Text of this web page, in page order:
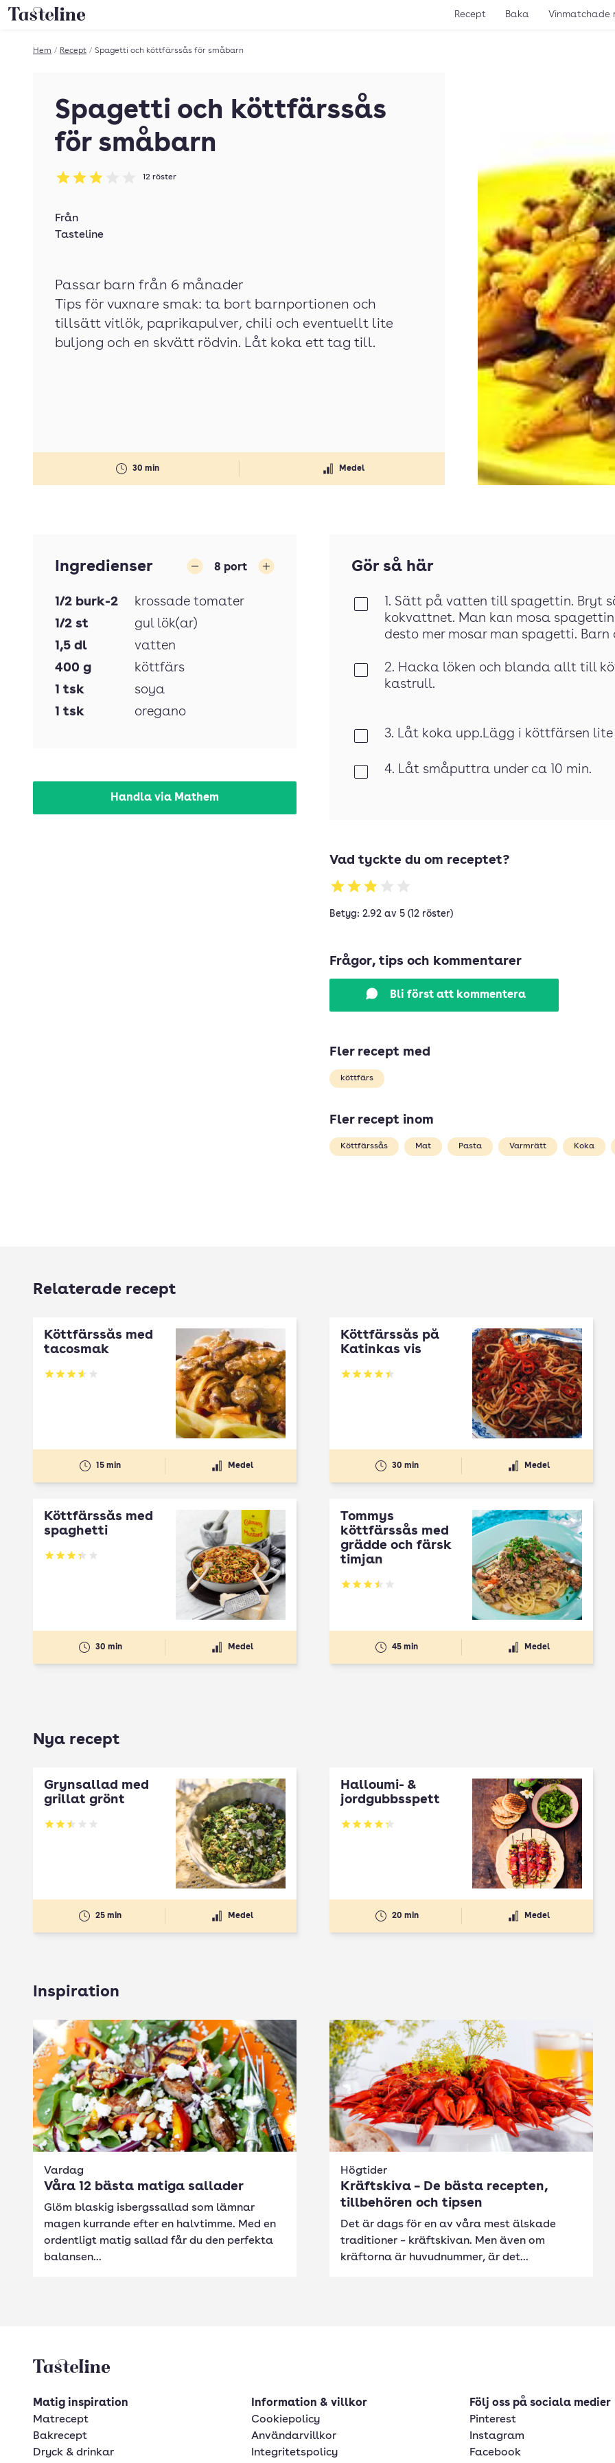
Till Tastelines startsida Recept Baka Vinmatchade
Hem / Recept / Spagetti och köttfärssås för småbarn
Spagetti och köttfärssås
för småbarn
Betyg: 2.92 av 5
12 röster
30 min Medel
Från
Tasteline
Passar barn från 6 månader
Tips för vuxnare smak: ta bort barnportionen och
tillsätt vitlök, paprikapulver, chili och eventuellt lite
buljong och en skvätt rödvin. Låt koka ett tag till.
Ingredienser 8 port
1/2 burk-2
krossade tomater
1/2 st
gul lök(ar)
1,5 dl
vatten
400 g
köttfärs
1 tsk
soya
1 tsk oregano
Handla via Mathem
Gör så här
1. Sätt på vatten till spagettin. Bryt
kokvattnet. Man kan mosa
desto mer mosar man spagetti.
2. Hacka löken och blanda allt till
kastrull.
3. Låt koka upp.Lägg i köttfärsen
4. Låt småputtra under ca 10 min.
Vad tyckte du om receptet?
Betyg: 2.92 av 5 (12 röster)
Frågor, tips och kommentarer
Bli först att kommentera
Fler recept med
köttfärs
Fler recept inom
Köttfärssås Mat Pasta Varmrätt Koka
Relaterade recept
Köttfärssås med
tacosmak
Betyg: 3.54 av 5
15 min Medel
Köttfärssås på
Katinkas vis
Betyg: 4.41 av 5
30 min Medel
Köttfärssås med
spaghetti
Betyg: 3.36 av 5
30 min Medel
Tommys
köttfärssås med
grädde och färsk
timjan
Betyg: 3.49 av 5
45 min Medel
Nya recept
Grynsallad med
grillat grönt
Betyg: 2.5 av 5
25 min Medel
Halloumi- &
jordgubbsspett
Betyg: 4.3 av 5
20 min Medel
Inspiration
Vardag
Våra 12 bästa matiga sallader
Glöm blaskig isbergssallad som lämnar
magen kurrande efter en halvtimme. Med en
ordentligt matig sallad får du den perfekta
balansen...
Högtider
Kräftskiva – De bästa recepten,
tillbehören och tipsen
Det är dags för en av våra mest älskade
traditioner – kräftskivan. Men även om
kräftorna är huvudnummer, är det...
Tasteline startsida
Matig inspiration
Matrecept
Bakrecept
Dryck & drinkar
Information & villkor
Cookiepolicy
Användarvillkor
Integritetspolicy
Följ oss på sociala medier
Pinterest
Instagram
Facebook